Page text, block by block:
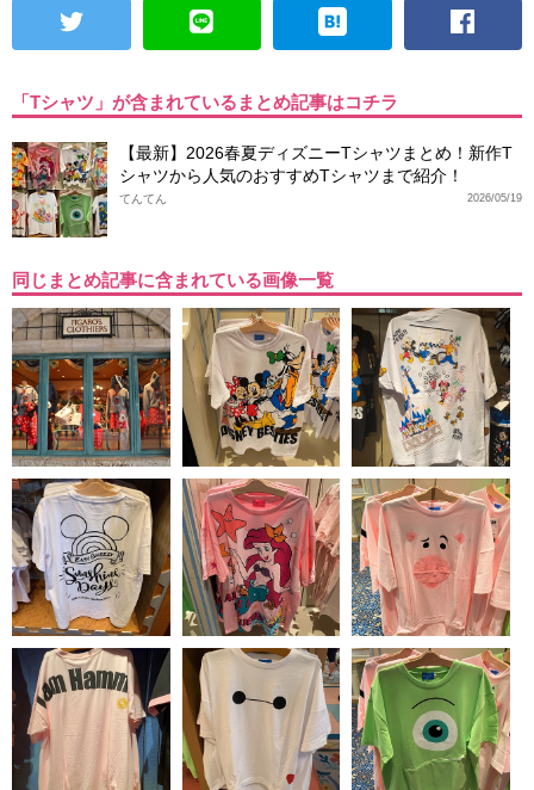
「Tシャツ」が含まれているまとめ記事はコチラ
【最新】2026春夏ディズニーTシャツまとめ！新作T
シャツから人気のおすすめTシャツまで紹介！
2026/05/19
てんてん
同じまとめ記事に含まれている画像一覧